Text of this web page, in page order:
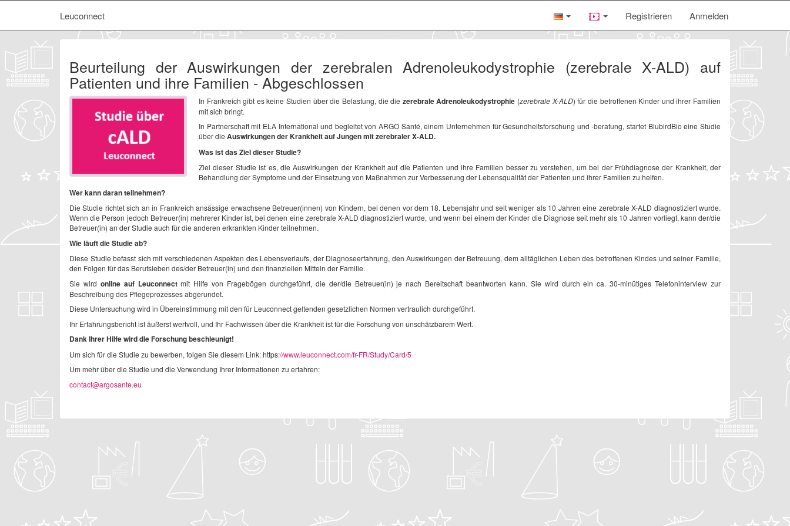
Leuconnect Registrieren Anmelden
Beurteilung der Auswirkungen der zerebralen Adrenoleukodystrophie (zerebrale X-ALD) auf
Patienten und ihre Familien - Abgeschlossen
In Frankreich gibt es keine Studien über die Belastung, die die zerebrale Adrenoleukodystrophie (zerebrale X-ALD) für die betroffenen Kinder und ihrer Familien
mit sich bringt.
In Partnerschaft mit ELA International und begleitet von ARGO Santé, einem Unternehmen für Gesundheitsforschung und -beratung, startet BlubirdBio eine Studie
über die Auswirkungen der Krankheit auf Jungen mit zerebraler X-ALD.
Was ist das Ziel dieser Studie?
Ziel dieser Studie ist es, die Auswirkungen der Krankheit auf die Patienten und ihre Familien besser zu verstehen, um bei der Frühdiagnose der Krankheit, der
Behandlung der Symptome und der Einsetzung von Maßnahmen zur Verbesserung der Lebensqualität der Patienten und ihrer Familien zu helfen.
Wer kann daran teilnehmen?
Die Studie richtet sich an in Frankreich ansässige erwachsene Betreuer(innen) von Kindern, bei denen vor dem 18. Lebensjahr und seit weniger als 10 Jahren eine zerebrale X-ALD diagnostiziert wurde.
Wenn die Person jedoch Betreuer(in) mehrerer Kinder ist, bei denen eine zerebrale X-ALD diagnostiziert wurde, und wenn bei einem der Kinder die Diagnose seit mehr als 10 Jahren vorliegt, kann der/die
Betreuer(in) an der Studie auch für die anderen erkrankten Kinder teilnehmen.
Wie läuft die Studie ab?
Diese Studie befasst sich mit verschiedenen Aspekten des Lebensverlaufs, der Diagnoseerfahrung, den Auswirkungen der Betreuung, dem alltäglichen Leben des betroffenen Kindes und seiner Familie,
den Folgen für das Berufsleben des/der Betreuer(in) und den finanziellen Mitteln der Familie.
Sie wird online auf Leuconnectmit Hilfe von Fragebögen durchgeführt, die der/die Betreuer(in) je nach Bereitschaft beantworten kann. Sie wird durch ein ca. 30-minütiges Telefoninterview zur
Beschreibung des Pflegeprozesses abgerundet.
Diese Untersuchung wird in Übereinstimmung mit den für Leuconnect geltenden gesetzlichen Normen vertraulich durchgeführt.
Ihr Erfahrungsbericht ist äußerst wertvoll, und Ihr Fachwissen über die Krankheit ist für die Forschung von unschätzbarem Wert.
Dank Ihrer Hilfe wird die Forschung beschleunigt!
Um sich für die Studie zu bewerben, folgen Sie diesem Link: https://www.leuconnect.com/fr-FR/Study/Card/5
Um mehr über die Studie und die Verwendung Ihrer Informationen zu erfahren:
contact@argosante.eu